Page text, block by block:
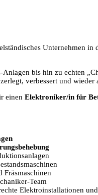
Unternehmen
bis hin zu echten
verbessert und wieder
einen Elektroniker/in für
Fräsmaschinen
Team
Elektroinstallationen